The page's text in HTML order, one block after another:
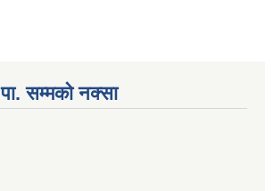
सम्मकाे नक्सा